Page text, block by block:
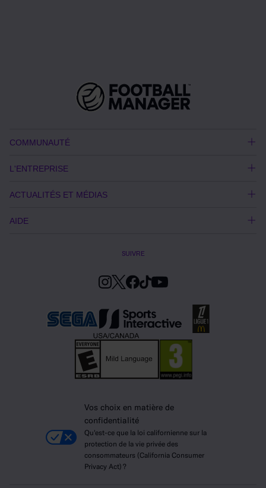
COMMUNAUTÉ
L'ENTREPRISE
ACTUALITÉS ET MÉDIAS
AIDE
SUIVRE
Vos choix en matière de
confidentialité
Qu'est-ce que la loi californienne sur la
protection de la vie privée des
consommateurs (California Consumer
Privacy Act) ?